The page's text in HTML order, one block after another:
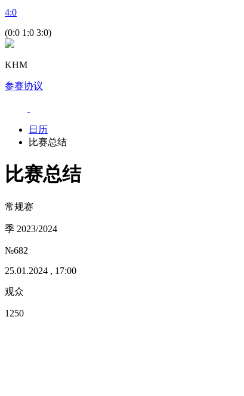
4:0
(0:0 1:0 3:0)
KHM
参赛协议
日历
比赛总结
比赛总结
常规赛
季 2023/2024
№682
25.01.2024 , 17:00
观众
1250